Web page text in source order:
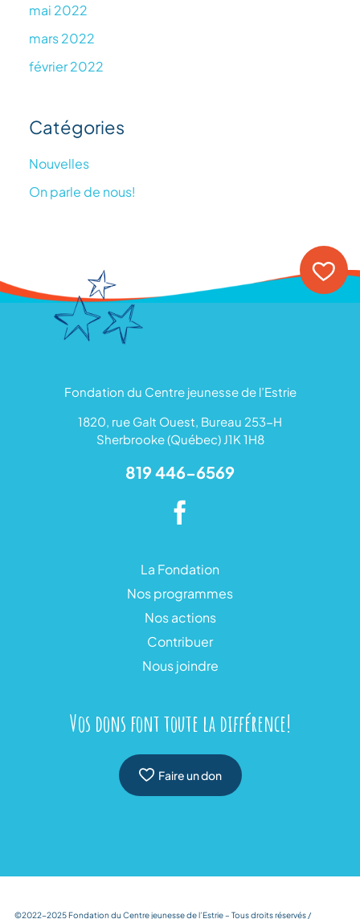
mai 2022
mars 2022
février 2022
Catégories
Nouvelles
On parle de nous!
Fondation du Centre jeunesse de l’Estrie
1820, rue Galt Ouest, Bureau 253-H
Sherbrooke (Québec) J1K 1H8
819 446-6569
La Fondation
Nos programmes
Nos actions
Contribuer
Nous joindre
Vos dons font toute la différence!
Faire un don
©2022-2025 Fondation du Centre jeunesse de l’Estrie – Tous droits réservés /